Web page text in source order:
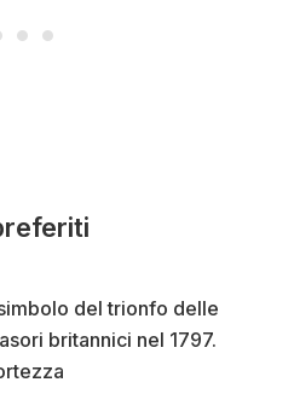
del trionfo delle
britannici nel 1797.